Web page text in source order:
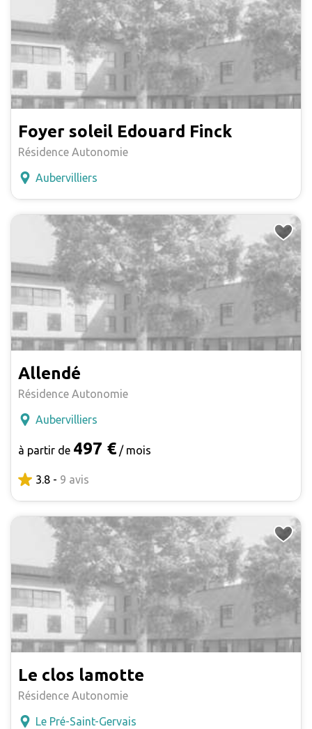
Foyer soleil Edouard Finck
Résidence Autonomie
Aubervilliers
Allendé
Résidence Autonomie
Aubervilliers
à partir de 497 € / mois
3.8 - 9 avis
Le clos lamotte
Résidence Autonomie
Le Pré-Saint-Gervais